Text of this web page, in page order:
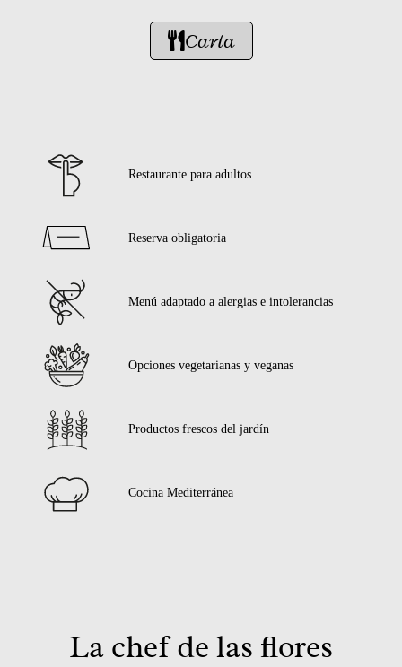
Carta
Restaurante para adultos
Reserva obligatoria
Menú adaptado a alergias e intolerancias
Opciones vegetarianas y veganas
Productos frescos del jardín
Cocina Mediterránea
La chef de las flores